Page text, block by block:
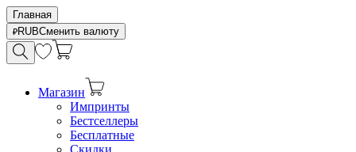
Главная
RUBСменить валюту
Магазин
Импринты
Бестселлеры
Бесплатные
Скидки